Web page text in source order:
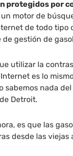
protegidos por
un motor de
de todo tipo
gestión de
utilizar la
es lo
sabemos nada
Detroit.
es que las
desde las viejas